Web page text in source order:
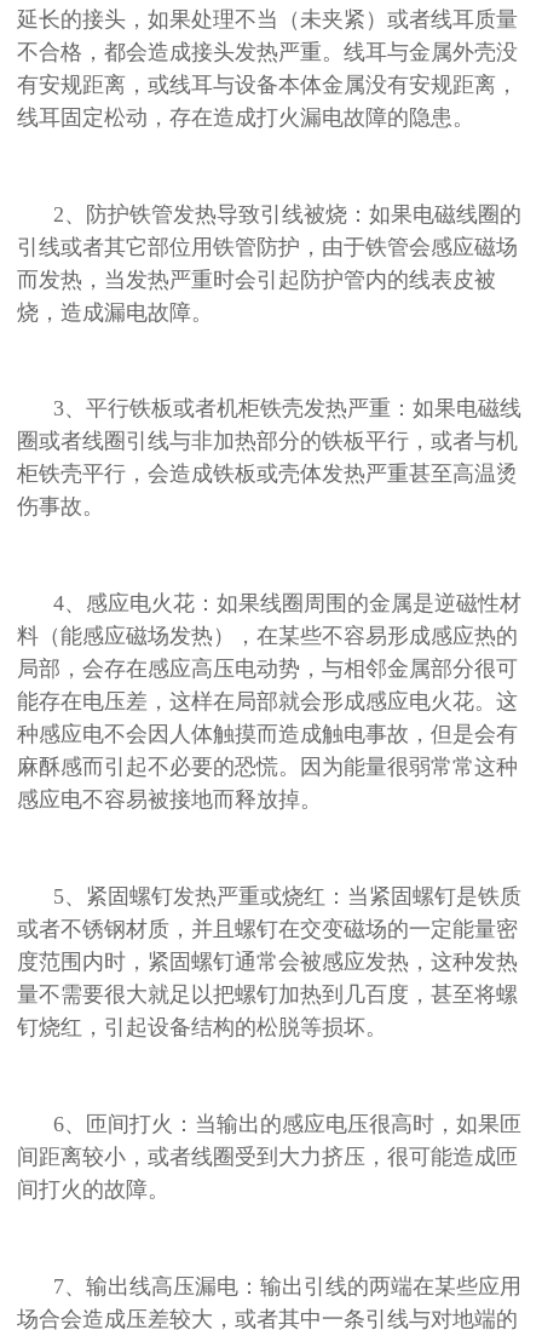
延长的接头，如果处理不当（未夹紧）或者线耳质量
不合格，都会造成接头发热严重。线耳与金属外壳没
有安规距离，或线耳与设备本体金属没有安规距离，
线耳固定松动，存在造成打火漏电故障的隐患。
2、防护铁管发热导致引线被烧：如果电磁线圈的
引线或者其它部位用铁管防护，由于铁管会感应磁场
而发热，当发热严重时会引起防护管内的线表皮被
烧，造成漏电故障。
3、平行铁板或者机柜铁壳发热严重：如果电磁线
圈或者线圈引线与非加热部分的铁板平行，或者与机
柜铁壳平行，会造成铁板或壳体发热严重甚至高温烫
伤事故。
4、感应电火花：如果线圈周围的金属是逆磁性材
料（能感应磁场发热），在某些不容易形成感应热的
局部，会存在感应高压电动势，与相邻金属部分很可
能存在电压差，这样在局部就会形成感应电火花。这
种感应电不会因人体触摸而造成触电事故，但是会有
麻酥感而引起不必要的恐慌。因为能量很弱常常这种
感应电不容易被接地而释放掉。
5、紧固螺钉发热严重或烧红：当紧固螺钉是铁质
或者不锈钢材质，并且螺钉在交变磁场的一定能量密
度范围内时，紧固螺钉通常会被感应发热，这种发热
量不需要很大就足以把螺钉加热到几百度，甚至将螺
钉烧红，引起设备结构的松脱等损坏。
6、匝间打火：当输出的感应电压很高时，如果匝
间距离较小，或者线圈受到大力挤压，很可能造成匝
间打火的故障。
7、输出线高压漏电：输出引线的两端在某些应用
场合会造成压差较大，或者其中一条引线与对地端的